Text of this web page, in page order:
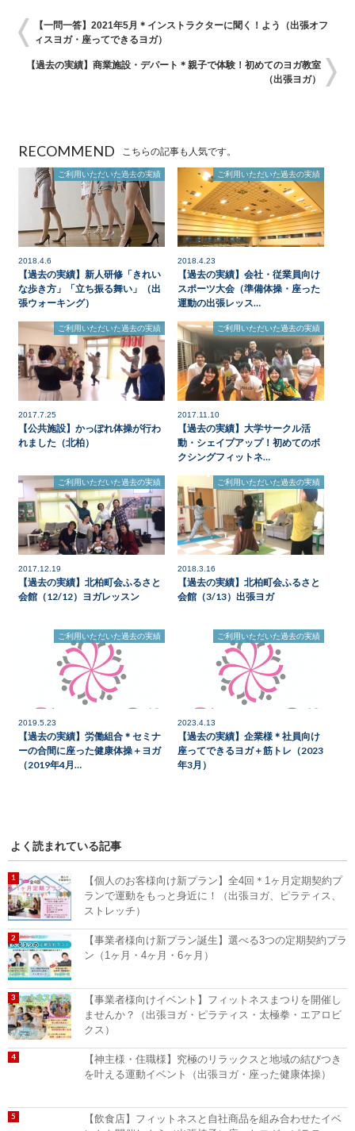
【一問一答】2021年5月＊インストラクターに聞く！よう（出張オフ
ィスヨガ・座ってできるヨガ）
【過去の実績】商業施設・デパート＊親子で体験！初めてのヨガ教室
（出張ヨガ）
RECOMMEND こちらの記事も人気です。
ご利用いただいた過去の実績
2018.4.6
【過去の実績】新人研修「きれい
な歩き方」「立ち振る舞い」（出
張ウォーキング）
ご利用いただいた過去の実績
2018.4.23
【過去の実績】会社・従業員向け
スポーツ大会（準備体操・座った
運動の出張レッス…
ご利用いただいた過去の実績
2017.7.25
【公共施設】かっぽれ体操が行わ
れました（北柏）
ご利用いただいた過去の実績
2017.11.10
【過去の実績】大学サークル活
動・シェイプアップ！初めてのボ
クシングフィットネ…
ご利用いただいた過去の実績
2017.12.19
【過去の実績】北柏町会ふるさと
会館（12/12）ヨガレッスン
ご利用いただいた過去の実績
2018.3.16
【過去の実績】北柏町会ふるさと
会館（3/13）出張ヨガ
ご利用いただいた過去の実績
2019.5.23
【過去の実績】労働組合＊セミナ
ーの合間に座った健康体操＋ヨガ
（2019年4月…
ご利用いただいた過去の実績
2023.4.13
【過去の実績】企業様＊社員向け
座ってできるヨガ＋筋トレ（2023
年3月）
よく読まれている記事
【個人のお客様向け新プラン】全4回＊1ヶ月定期契約プ
ランで運動をもっと身近に！（出張ヨガ、ピラティス、
ストレッチ）
【事業者様向け新プラン誕生】選べる3つの定期契約プラ
ン（1ヶ月・4ヶ月・6ヶ月）
【事業者様向けイベント】フィットネスまつりを開催し
ませんか？（出張ヨガ・ピラティス・太極拳・エアロビ
クス）
【神主様・住職様】究極のリラックスと地域の結びつき
を叶える運動イベント（出張ヨガ・座った健康体操）
【飲食店】フィットネスと自社商品を組み合わせたイベ